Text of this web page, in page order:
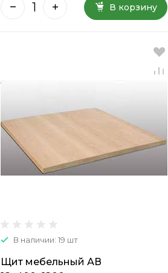
В корзину
В наличии: 19 шт
Щит мебельный АВ